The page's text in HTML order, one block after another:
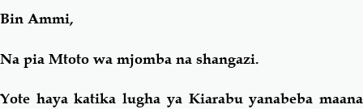
Bin Ammi,
Na pia Mtoto wa mjomba na shangazi.
Yote haya katika lugha ya Kiarabu yanabeba maana